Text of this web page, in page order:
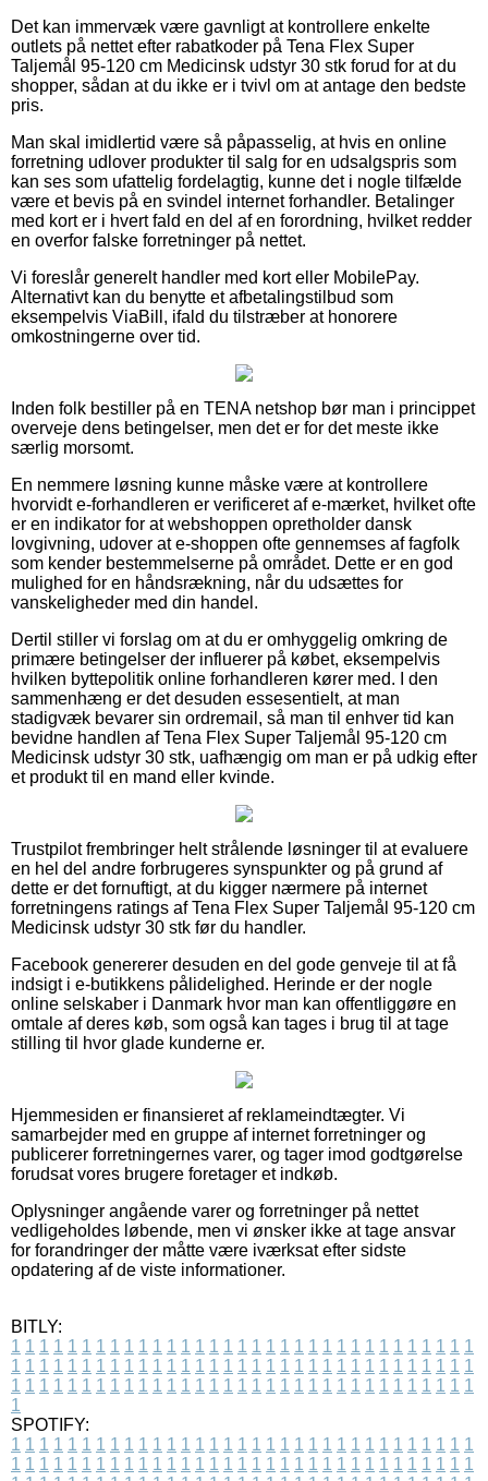
Det kan immervæk være gavnligt at kontrollere enkelte
outlets på nettet efter rabatkoder på Tena Flex Super
Taljemål 95-120 cm Medicinsk udstyr 30 stk forud for at du
shopper, sådan at du ikke er i tvivl om at antage den bedste
pris.
Man skal imidlertid være så påpasselig, at hvis en online
forretning udlover produkter til salg for en udsalgspris som
kan ses som ufattelig fordelagtig, kunne det i nogle tilfælde
være et bevis på en svindel internet forhandler. Betalinger
med kort er i hvert fald en del af en forordning, hvilket redder
en overfor falske forretninger på nettet.
Vi foreslår generelt handler med kort eller MobilePay.
Alternativt kan du benytte et afbetalingstilbud som
eksempelvis ViaBill, ifald du tilstræber at honorere
omkostningerne over tid.
Inden folk bestiller på en TENA netshop bør man i princippet
overveje dens betingelser, men det er for det meste ikke
særlig morsomt.
En nemmere løsning kunne måske være at kontrollere
hvorvidt e-forhandleren er verificeret af e-mærket, hvilket ofte
er en indikator for at webshoppen opretholder dansk
lovgivning, udover at e-shoppen ofte gennemses af fagfolk
som kender bestemmelserne på området. Dette er en god
mulighed for en håndsrækning, når du udsættes for
vanskeligheder med din handel.
Dertil stiller vi forslag om at du er omhyggelig omkring de
primære betingelser der influerer på købet, eksempelvis
hvilken byttepolitik online forhandleren kører med. I den
sammenhæng er det desuden essesentielt, at man
stadigvæk bevarer sin ordremail, så man til enhver tid kan
bevidne handlen af Tena Flex Super Taljemål 95-120 cm
Medicinsk udstyr 30 stk, uafhængig om man er på udkig efter
et produkt til en mand eller kvinde.
Trustpilot frembringer helt strålende løsninger til at evaluere
en hel del andre forbrugeres synspunkter og på grund af
dette er det fornuftigt, at du kigger nærmere på internet
forretningens ratings af Tena Flex Super Taljemål 95-120 cm
Medicinsk udstyr 30 stk før du handler.
Facebook genererer desuden en del gode genveje til at få
indsigt i e-butikkens pålidelighed. Herinde er der nogle
online selskaber i Danmark hvor man kan offentliggøre en
omtale af deres køb, som også kan tages i brug til at tage
stilling til hvor glade kunderne er.
Hjemmesiden er finansieret af reklameindtægter. Vi
samarbejder med en gruppe af internet forretninger og
publicerer forretningernes varer, og tager imod godtgørelse
forudsat vores brugere foretager et indkøb.
Oplysninger angående varer og forretninger på nettet
vedligeholdes løbende, men vi ønsker ikke at tage ansvar
for forandringer der måtte være iværksat efter sidste
opdatering af de viste informationer.
BITLY:
1 1 1 1 1 1 1 1 1 1 1 1 1 1 1 1 1 1 1 1 1 1 1 1 1 1 1 1 1 1 1 1 1
1 1 1 1 1 1 1 1 1 1 1 1 1 1 1 1 1 1 1 1 1 1 1 1 1 1 1 1 1 1 1 1 1
1 1 1 1 1 1 1 1 1 1 1 1 1 1 1 1 1 1 1 1 1 1 1 1 1 1 1 1 1 1 1 1 1
1
SPOTIFY:
1 1 1 1 1 1 1 1 1 1 1 1 1 1 1 1 1 1 1 1 1 1 1 1 1 1 1 1 1 1 1 1 1
1 1 1 1 1 1 1 1 1 1 1 1 1 1 1 1 1 1 1 1 1 1 1 1 1 1 1 1 1 1 1 1 1